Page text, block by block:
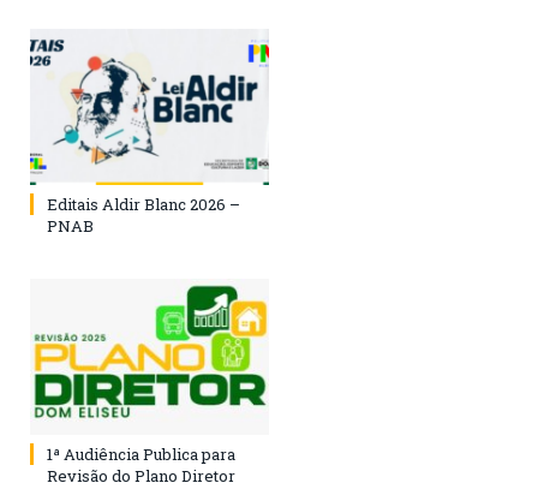
Editais Aldir Blanc 2026 –
PNAB
1ª Audiência Publica para
Revisão do Plano Diretor